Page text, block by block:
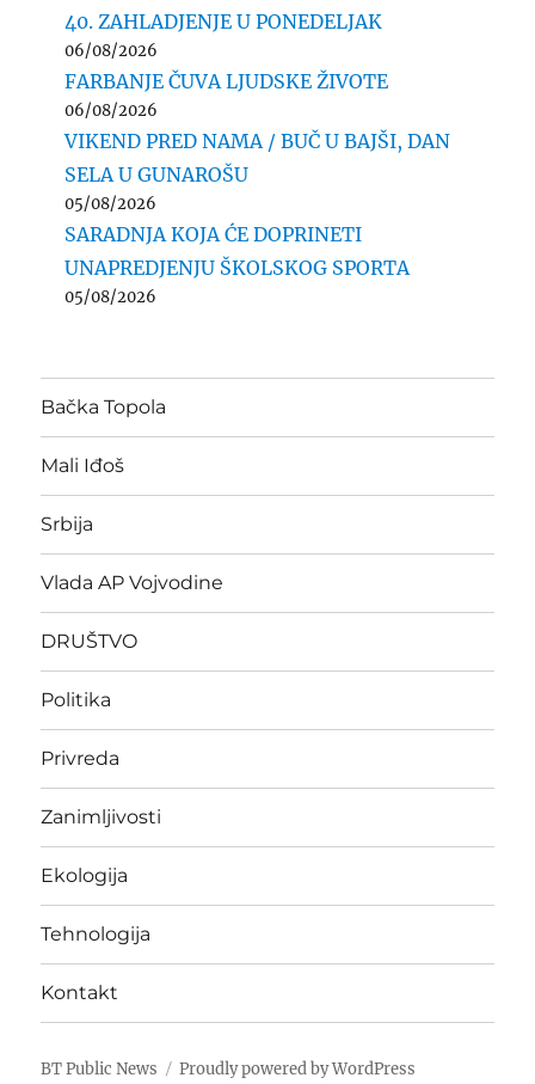
40. ZAHLADJENJE U PONEDELJAK
06/08/2026
FARBANJE ČUVA LJUDSKE ŽIVOTE
06/08/2026
VIKEND PRED NAMA / BUČ U BAJŠI, DAN
SELA U GUNAROŠU
05/08/2026
SARADNJA KOJA ĆE DOPRINETI
UNAPREDJENJU ŠKOLSKOG SPORTA
05/08/2026
Bačka Topola
Mali Iđoš
Srbija
Vlada AP Vojvodine
DRUŠTVO
Politika
Privreda
Zanimljivosti
Ekologija
Tehnologija
Kontakt
BT Public News Proudly powered by WordPress